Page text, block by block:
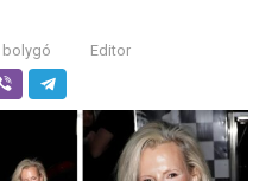
bolygó Editor